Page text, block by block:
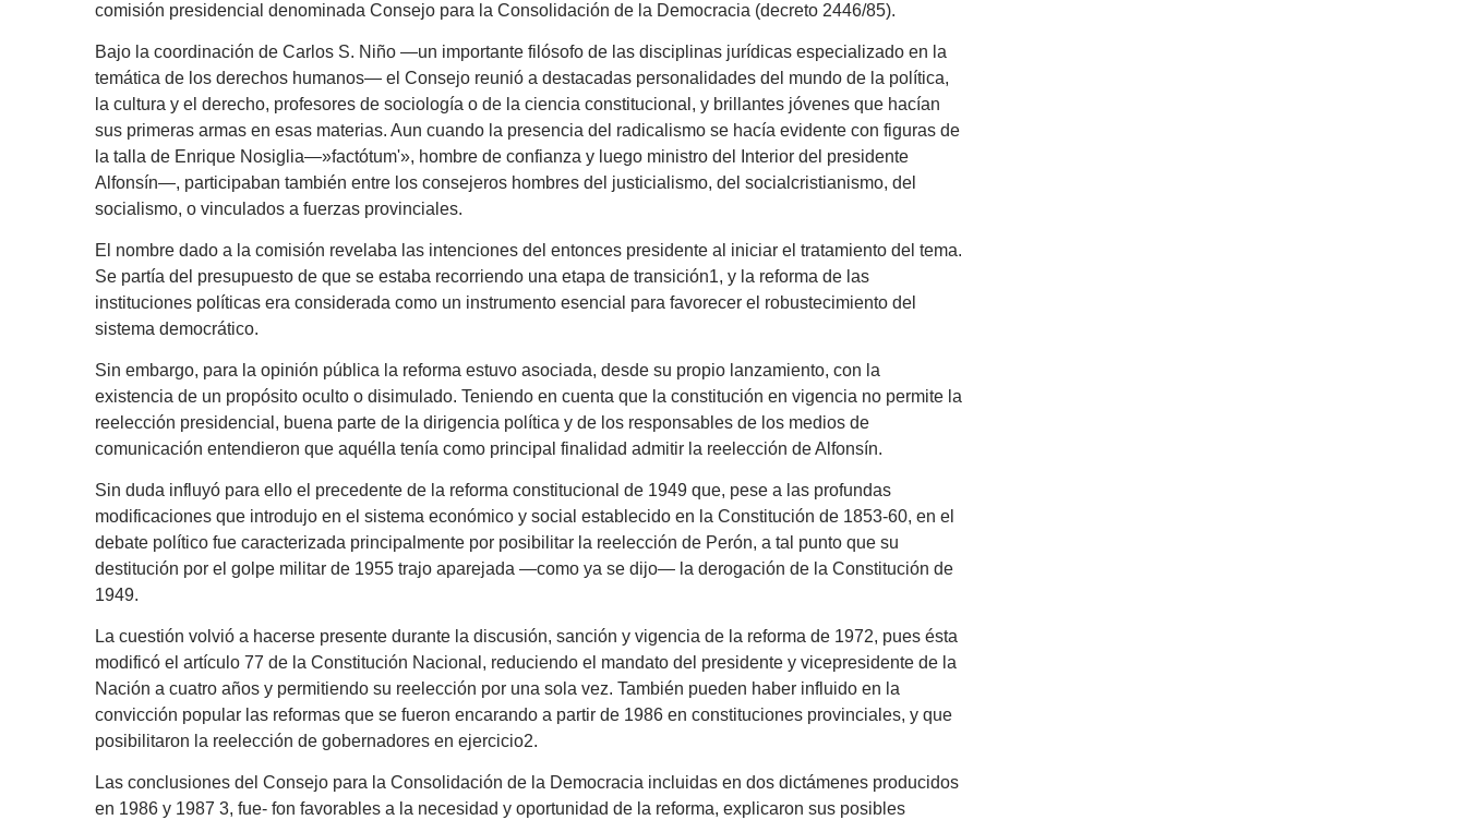
comisión presidencial denominada Consejo para la Consolidación de la Democracia (decreto 2446/85).
Bajo la coordinación de Carlos S. Niño —un importante filósofo de las disciplinas jurídicas especializado en la
temática de los derechos humanos— el Consejo reunió a destacadas personalidades del mundo de la política,
la cultura y el derecho, profesores de sociología o de la ciencia constitucional, y brillantes jóvenes que hacían
sus primeras armas en esas materias. Aun cuando la presencia del radicalismo se hacía evidente con figuras de
la talla de Enrique Nosiglia—»factótum'», hombre de confianza y luego ministro del Interior del presidente
Alfonsín—, participaban también entre los consejeros hombres del justicialismo, del socialcristianismo, del
socialismo, o vinculados a fuerzas provinciales.
El nombre dado a la comisión revelaba las intenciones del entonces presidente al iniciar el tratamiento del tema.
Se partía del presupuesto de que se estaba recorriendo una etapa de transición1, y la reforma de las
instituciones políticas era considerada como un instrumento esencial para favorecer el robustecimiento del
sistema democrático.
Sin embargo, para la opinión pública la reforma estuvo asociada, desde su propio lanzamiento, con la
existencia de un propósito oculto o disimulado. Teniendo en cuenta que la constitución en vigencia no permite la
reelección presidencial, buena parte de la dirigencia política y de los responsables de los medios de
comunicación entendieron que aquélla tenía como principal finalidad admitir la reelección de Alfonsín.
Sin duda influyó para ello el precedente de la reforma constitucional de 1949 que, pese a las profundas
modificaciones que introdujo en el sistema económico y social establecido en la Constitución de 1853-60, en el
debate político fue caracterizada principalmente por posibilitar la reelección de Perón, a tal punto que su
destitución por el golpe militar de 1955 trajo aparejada —como ya se dijo— la derogación de la Constitución de
1949.
La cuestión volvió a hacerse presente durante la discusión, sanción y vigencia de la reforma de 1972, pues ésta
modificó el artículo 77 de la Constitución Nacional, reduciendo el mandato del presidente y vicepresidente de la
Nación a cuatro años y permitiendo su reelección por una sola vez. También pueden haber influido en la
convicción popular las reformas que se fueron encarando a partir de 1986 en constituciones provinciales, y que
posibilitaron la reelección de gobernadores en ejercicio2.
Las conclusiones del Consejo para la Consolidación de la Democracia incluidas en dos dictámenes producidos
en 1986 y 1987 3, fue- fon favorables a la necesidad y oportunidad de la reforma, explicaron sus posibles